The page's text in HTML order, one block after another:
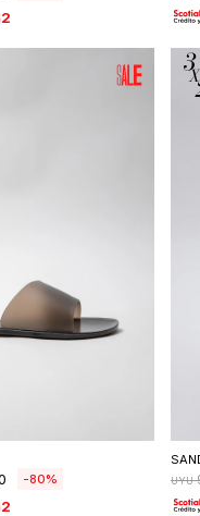
80 UYU